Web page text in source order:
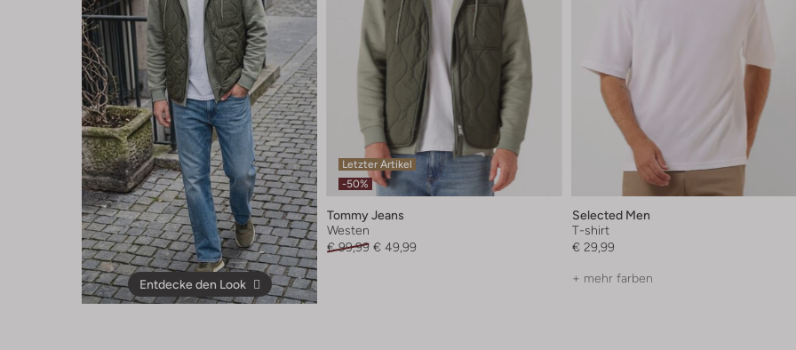
Entdecke den Look
Letzter Artikel
-50%
Tommy Jeans
Westen
€ 99,99 € 49,99
Selected Men
T-shirt
€ 29,99
+ mehr farben